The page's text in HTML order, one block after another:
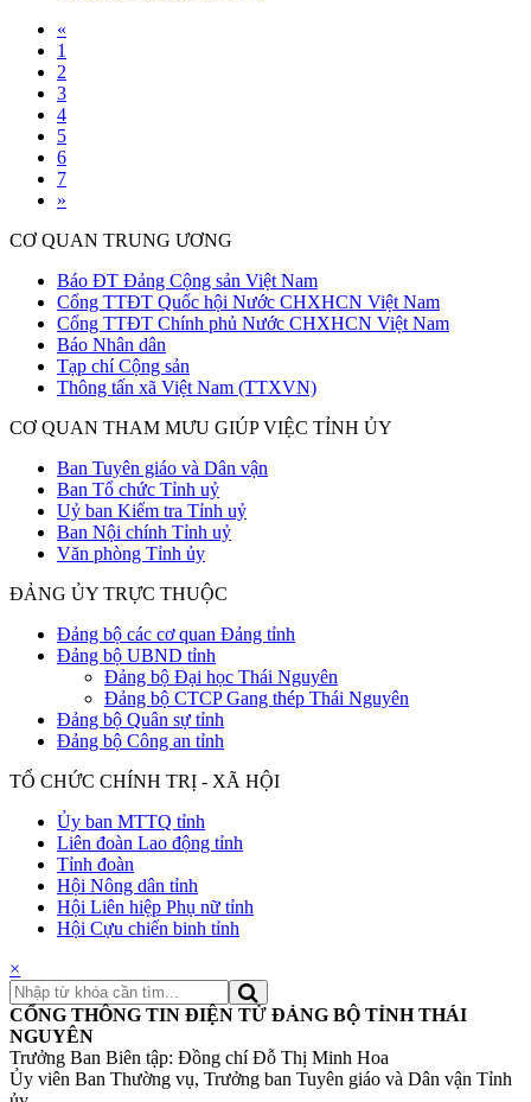
«
1
2
3
4
5
6
7
»
CƠ QUAN TRUNG ƯƠNG
Báo ĐT Đảng Cộng sản Việt Nam
Cổng TTĐT Quốc hội Nước CHXHCN Việt Nam
Cổng TTĐT Chính phủ Nước CHXHCN Việt Nam
Báo Nhân dân
Tạp chí Cộng sản
Thông tấn xã Việt Nam (TTXVN)
CƠ QUAN THAM MƯU GIÚP VIỆC TỈNH ỦY
Ban Tuyên giáo và Dân vận
Ban Tổ chức Tỉnh uỷ
Uỷ ban Kiểm tra Tỉnh uỷ
Ban Nội chính Tỉnh uỷ
Văn phòng Tỉnh ủy
ĐẢNG ỦY TRỰC THUỘC
Đảng bộ các cơ quan Đảng tỉnh
Đảng bộ UBND tỉnh
Đảng bộ Đại học Thái Nguyên
Đảng bộ CTCP Gang thép Thái Nguyên
Đảng bộ Quân sự tỉnh
Đảng bộ Công an tỉnh
TỔ CHỨC CHÍNH TRỊ - XÃ HỘI
Ủy ban MTTQ tỉnh
Liên đoàn Lao động tỉnh
Tỉnh đoàn
Hội Nông dân tỉnh
Hội Liên hiệp Phụ nữ tỉnh
Hội Cựu chiến binh tỉnh
×
CỔNG THÔNG TIN ĐIỆN TỬ ĐẢNG BỘ TỈNH THÁI
NGUYÊN
Trưởng Ban Biên tập: Đồng chí Đỗ Thị Minh Hoa
Ủy viên Ban Thường vụ, Trưởng ban Tuyên giáo và Dân vận Tỉnh